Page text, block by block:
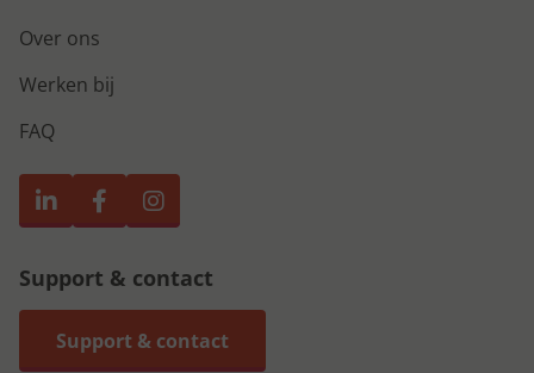
Over ons
Werken bij
FAQ
Support & contact
Support & contact